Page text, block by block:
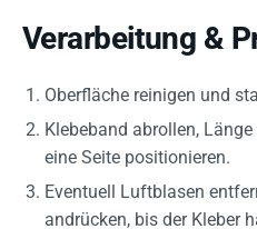
Verarbeitung &
Oberfläche reinigen und
Klebeband abrollen,
eine Seite positionieren.
Eventuell Luftblasen
andrücken, bis der Kleber